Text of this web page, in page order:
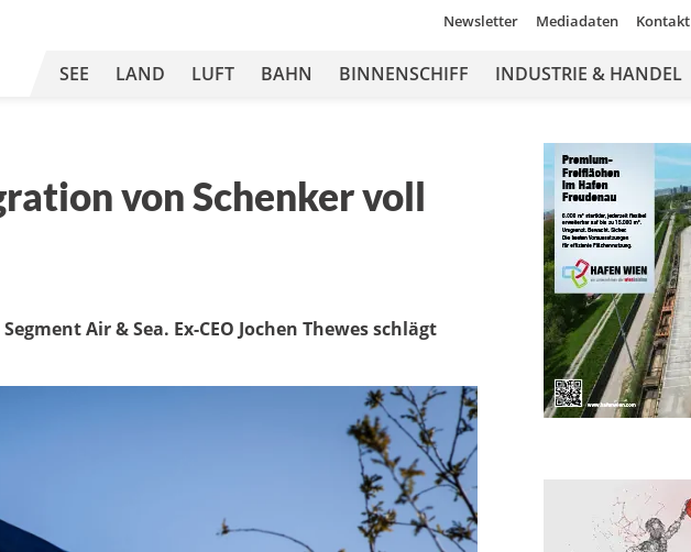
Newsletter Mediadaten Kontakt
SEE LAND LUFT BAHN BINNENSCHIFF INDUSTRIE & HANDEL
von Schenker voll
Air & Sea. Ex-CEO Jochen Thewes schlägt